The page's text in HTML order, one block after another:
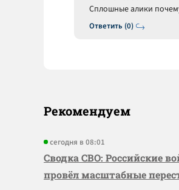
Ответить (0)
Сплошные алики
Рекомендуем
сегодня в 08:01
Сводка СВО: Российские
провёл масштабные